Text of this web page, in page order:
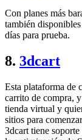
Con planes más
también
días para prueba.
8. 3dcart
Esta plataforma de
carrito de compra,
tienda virtual y
sitios para
3dcart tiene